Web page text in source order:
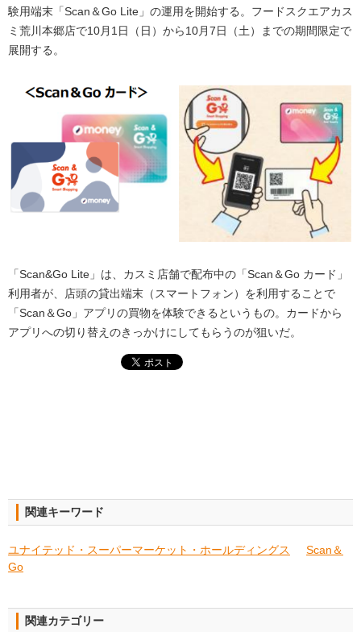
験用端末「Scan＆Go Lite」の運用を開始する。フードスクエアカス
ミ荒川本郷店で10月1日（日）から10月7日（土）までの期間限定で
展開する。
「Scan&Go Lite」は、カスミ店舗で配布中の「Scan＆Go カード」
利用者が、店頭の貸出端末（スマートフォン）を利用することで
「Scan＆Go」アプリの買物を体験できるというもの。カードから
アプリへの切り替えのきっかけにしてもらうのが狙いだ。
関連キーワード
ユナイテッド・スーパーマーケット・ホールディングス
Scan＆
Go
関連カテゴリー